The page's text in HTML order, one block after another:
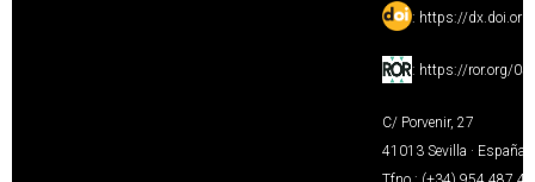
: https://
: https://ror.org/
C/ Porvenir, 27
41013 Sevilla · España